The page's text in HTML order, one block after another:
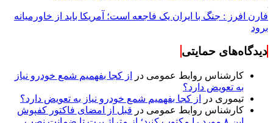
فارن افرز : جنگ با ایران یک فاجعه است؛ آمریکا باید از خاورمیانه
برود
دیدگاه‌های حمایتی
کارشناس روابط عمومی در
از کجا بفهمیم شمع خودرو نیاز
به تعویض دارد؟
تیموری در
از کجا بفهمیم شمع خودرو نیاز به تعویض دارد؟
کارشناس روابط عمومی در قبل از امضای فاکتور کفپوش